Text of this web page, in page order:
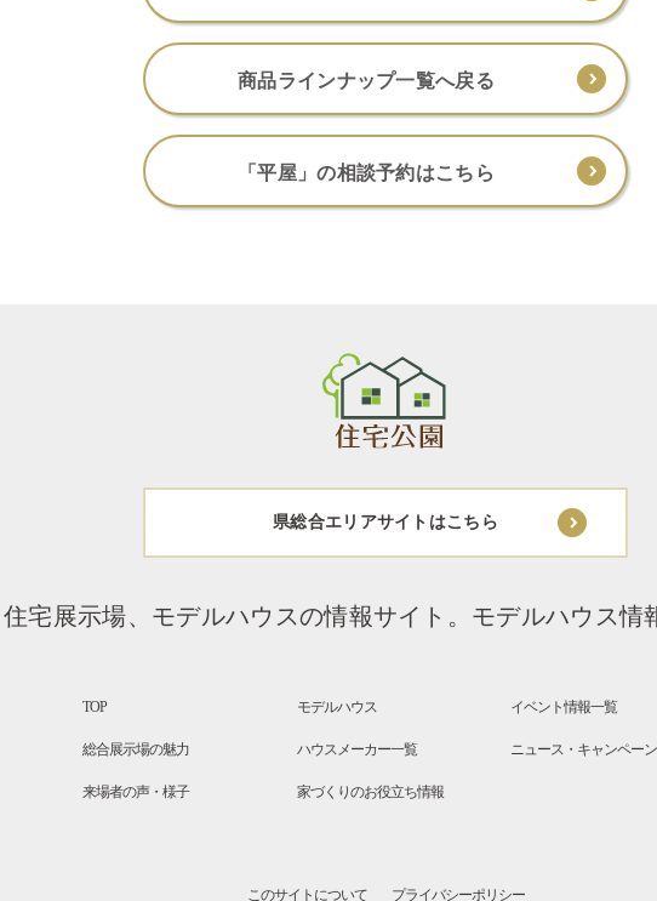
商品ラインナップ一覧へ戻る
「平屋」の相談予約はこちら
県総合エリアサイトはこちら
住宅展示場、モデルハウスの情報サイト。 モデルハウス情
TOP モデルハウス イベント情報一覧
総合展示場の魅力 ハウスメーカー一覧 ニュース・キャンペーン
来場者の声・様子 家づくりのお役立ち情報
このサイトについて プライバシーポリシー